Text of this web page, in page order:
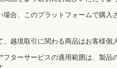
場合、このプラットフォームで購
、越境取引に関わる商品はお客様個
フターサービスの適用範囲は、製